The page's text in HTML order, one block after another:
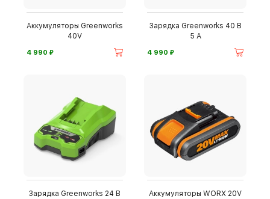
Аккумуляторы Greenworks
40V
4 990 ⃏
Зарядка Greenworks 40 В
5 А
4 990 ⃏
Зарядка Greenworks 24 В
Аккумуляторы WORX 20V